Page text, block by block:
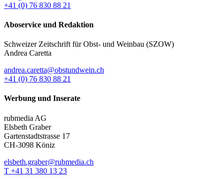
+41 (0) 76 830 88 21
Aboservice und Redaktion
Schweizer Zeitschrift für Obst- und Weinbau (SZOW)
Andrea Caretta
andrea.caretta@obstundwein.ch
+41 (0) 76 830 88 21
Werbung und Inserate
rubmedia AG
Elsbeth Graber
Gartenstadtstrasse 17
CH-3098 Köniz
elsbeth.graber@rubmedia.ch
T +41 31 380 13 23